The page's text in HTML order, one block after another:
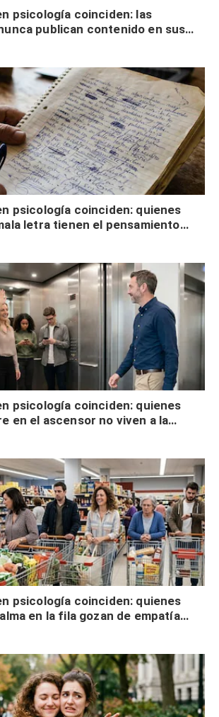
psicología coinciden: las
publican contenido en sus
pretenden buscar validación
psicología coinciden: quienes
letra tienen el pensamiento
hacen por desinterés
psicología coinciden: quienes
en el ascensor no viven a la
apertura social
psicología coinciden: quienes
en la fila gozan de empatía
y no solo tienen autocontrol